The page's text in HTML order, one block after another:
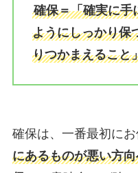
確保＝「確実に手
ようにしっかり保
りつかまえること
確保は、一番最初に
にあるものが悪い方